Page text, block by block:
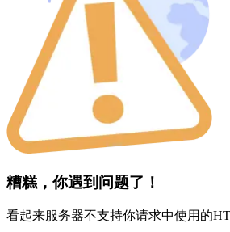
糟糕，你遇到问题了！
看起来服务器不支持你请求中使用的